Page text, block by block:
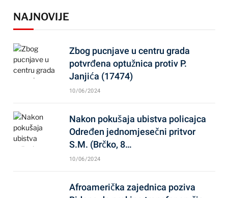
NAJNOVIJE
Zbog pucnjave u centru grada
potvrđena optužnica protiv P.
Janjića (17474)
10/06/2024
Nakon pokušaja ubistva policajca
Određen jednomjesečni pritvor
S.M. (Brčko, 8…
10/06/2024
Afroamerička zajednica poziva